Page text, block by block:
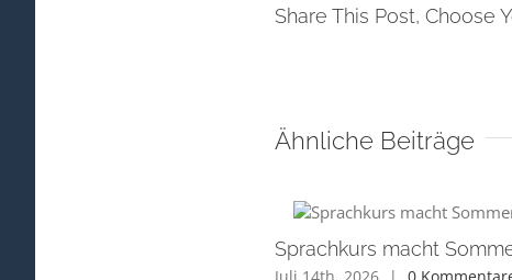
Share This Post, Choose
Ähnliche Beiträge
Sprachkurs macht
Juli 14th, 2026 | 0